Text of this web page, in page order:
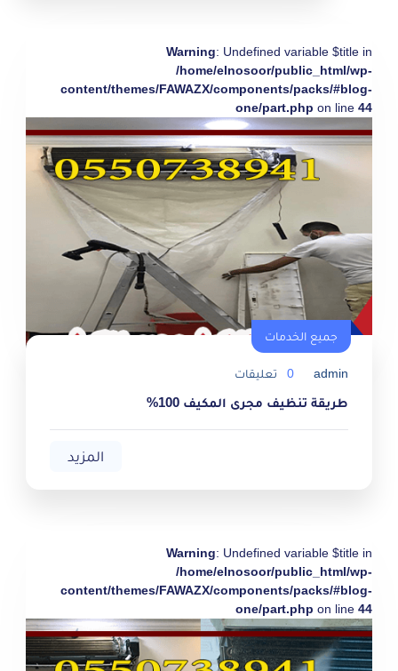
Warning: Undefined variable $title in
/home/elnosoor/public_html/wp-
content/themes/FAWAZX/components/packs/#blog-
one/part.php on line 44
جميع الخدمات
admin
0 تعليقات
طريقة تنظيف مجرى المكيف 100%
المزيد
Warning: Undefined variable $title in
/home/elnosoor/public_html/wp-
content/themes/FAWAZX/components/packs/#blog-
one/part.php on line 44